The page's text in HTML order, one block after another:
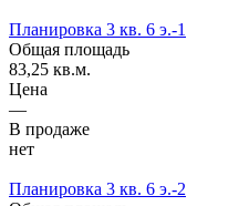
Планировка 3 кв. 6 э.-1
Общая площадь
83,25 кв.м.
Цена
—
В продаже
нет
Планировка 3 кв. 6 э.-2